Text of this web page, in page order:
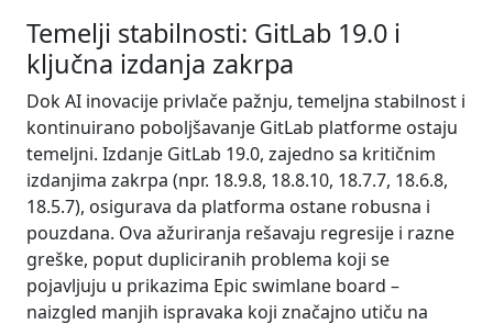
Temelji stabilnosti: GitLab 19.0 i
ključna izdanja zakrpa
Dok AI inovacije privlače pažnju, temeljna stabilnost i
kontinuirano poboljšavanje GitLab platforme ostaju
temeljni. Izdanje GitLab 19.0, zajedno sa kritičnim
izdanjima zakrpa (npr. 18.9.8, 18.8.10, 18.7.7, 18.6.8,
18.5.7), osigurava da platforma ostane robusna i
pouzdana. Ova ažuriranja rešavaju regresije i razne
greške, poput dupliciranih problema koji se
pojavljuju u prikazima Epic swimlane board –
naizgled manjih ispravaka koji značajno utiču na